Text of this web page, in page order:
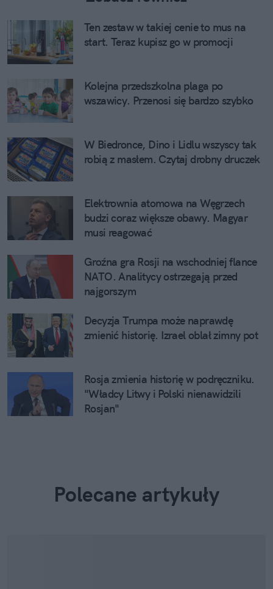
Ten zestaw w takiej cenie to mus na
start. Teraz kupisz go w promocji
Kolejna przedszkolna plaga po
wszawicy. Przenosi się bardzo szybko
W Biedronce, Dino i Lidlu wszyscy tak
robią z masłem. Czytaj drobny druczek
Elektrownia atomowa na Węgrzech
budzi coraz większe obawy. Magyar
musi reagować
Groźna gra Rosji na wschodniej flance
NATO. Analitycy ostrzegają przed
najgorszym
Decyzja Trumpa może naprawdę
zmienić historię. Izrael oblał zimny pot
Rosja zmienia historię w podręczniku.
"Władcy Litwy i Polski nienawidzili
Rosjan"
Polecane artykuły